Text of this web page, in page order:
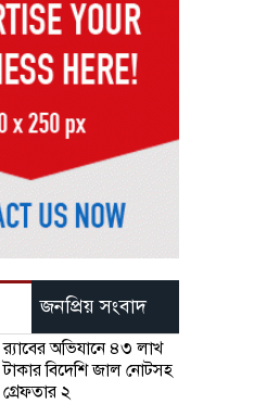
জনপ্রিয় সংবাদ
র‌্যাবের অভিযানে ৪৩ লাখ
টাকার বিদেশি জাল নোটসহ
গ্রেফতার ২